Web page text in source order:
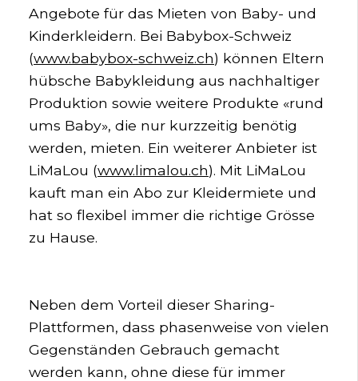
Angebote für das Mieten von Baby- und
Kinderkleidern. Bei Babybox-Schweiz
(www.babybox-schweiz.ch) können Eltern
hübsche Babykleidung aus nachhaltiger
Produktion sowie weitere Produkte «rund
ums Baby», die nur kurzzeitig benötig
werden, mieten. Ein weiterer Anbieter ist
LiMaLou (www.limalou.ch). Mit LiMaLou
kauft man ein Abo zur Kleidermiete und
hat so flexibel immer die richtige Grösse
zu Hause.
Neben dem Vorteil dieser Sharing-
Plattformen, dass phasenweise von vielen
Gegenständen Gebrauch gemacht
werden kann, ohne diese für immer